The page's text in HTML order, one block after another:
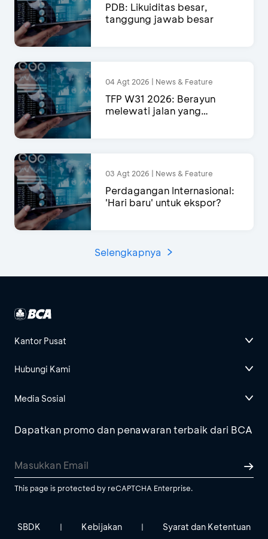
PDB: Likuiditas besar,
tanggung jawab besar
04 Agt 2026 | News & Feature
TFP W31 2026: Berayun
melewati jalan yang
03 Agt 2026 | News & Feature
Perdagangan Internasional:
'Hari baru' untuk ekspor?
Selengkapnya
Kantor Pusat
Hubungi Kami
Media Sosial
Dapatkan promo dan penawaran terbaik dari BCA
This page is protected by reCAPTCHA Enterprise.
SBDK | Kebijakan | Syarat dan Ketentuan